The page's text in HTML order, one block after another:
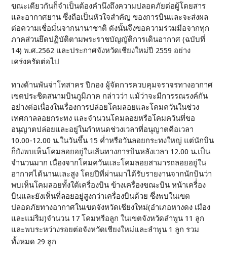
ขณะเดียวกันก็จำเป็นต้องคำนึงถึงความปลอดภัยต่อผู้โดยสาร
และอากาศยาน ซึ่งถือเป็นหัวใจสำคัญ ของการบินและจะส่งผล
ต่อความเชื่อมั่นจากนานาชาติ ดังนั้นจึงขอความร่วมมือจากทุก
ภาคส่วนยึดปฏิบัติตามพระราชบัญญัติการเดินอากาศ (ฉบับที่
14) พ.ศ.2562 และประกาศจังหวัดเชียงใหม่ปี 2559 อย่าง
เคร่งครัดต่อไป
ทางด้านพันจ่าโทสาคร ปีกอง ผู้จัดการควบคุมจราจรทางอากาศ
เขตประชิดสนามบินภูมิภาค กล่าวว่า แม้ว่าจะมีการรณรงค์กัน
อย่างต่อเนื่องในเรื่องการปล่อยโคมลอยและโคมควันในช่วง
เทศกาลลอยกระทง และจำนวนโคมลอยหรือโคมควันที่ขอ
อนุญาตปล่อยและอยู่ในกำหนดช่วงเวลาที่อนุญาตคือเวลา
10.00-12.00 น.ในวันขึ้น 15 ค่ำหรือวันลอยกระทงใหญ่ แต่นักบิน
ก็ยังพบเห็นโคมลอยอยู่ในเส้นทางการบินหลังเวลา 12.00 น.เป็น
จำนวนมาก เนื่องจากโคมควันและโคมลอยสามารถลอยอยู่ใน
อากาศได้นานและสูง โดยปีที่ผ่านมาได้รับรายงานจากนักบินว่า
พบเห็นโคมลอยทั้งใต้เครื่องบิน ข้างเครื่องขณะบิน หน้าเครื่่อง
บินและยังเห็นที่ลอยอยู่สูงกว่าเครื่องบินด้วย ซึ่งพบในเขต
ปลอดภัยทางอากาศในเขตจังหวัดเชียงใหม่(อำเภอหางดง เมือง
และแม่ริม)จำนวน 17 โคมหรือลูก ในเขตจังหวัดลำพูน 11 ลูก
และพบระหว่างรอยต่อจังหวัดเชียงใหม่และลำพูน 1 ลูก รวม
ทั้งหมด 29 ลูก